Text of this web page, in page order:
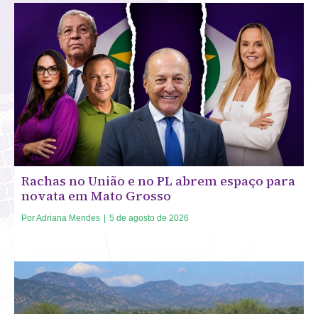
Rachas no União e no PL abrem espaço para
novata em Mato Grosso
PorAdriana Mendes 5 de agosto de 2026